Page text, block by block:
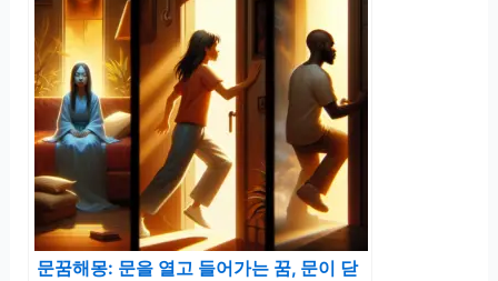
문꿈해몽: 문을 열고 들어가는 꿈, 문이 닫